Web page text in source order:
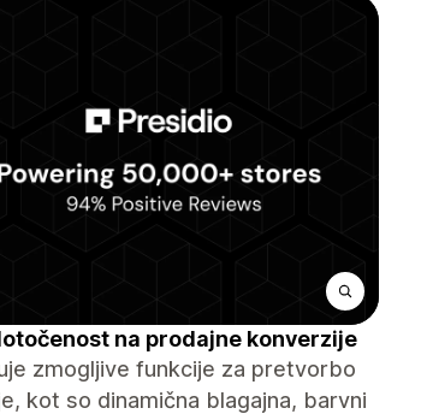
na prodajne konverzije
zmogljive funkcije za pretvorbo
kot so dinamična blagajna, barvni